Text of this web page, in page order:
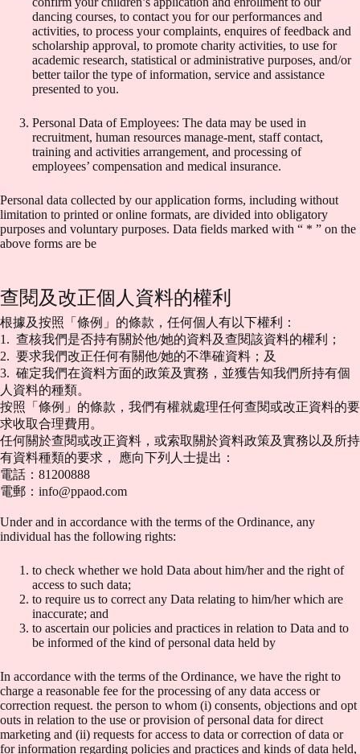
dancing courses, to contact you for our performances and
activities, to process your complaints, enquires of feedback and
scholarship approval, to promote charity activities, to use for
academic research, statistical or administrative purposes, and/or
better tailor the type of information, service and assistance
presented to you.
Personal Data of Employees: The data may be used in
recruitment, human resources manage-ment, staff contact,
training and activities arrangement, and processing of
employees’ compensation and medical insurance.
Personal data collected by our application forms, including without
limitation to printed or online formats, are divided into obligatory
purposes and voluntary purposes. Data fields marked with “ * ” on the
above forms are be
查閱及改正個人資料的權利
根據及按照「條例」的條款，任何個人有以下權利：
1. 查核我們是否持有關於他/她的資料及查閱該資料的權利；
2. 要求我們改正任何有關他/她的不準確資料；及
3. 確定我們在資料方面的政策及實務，並獲告知我們所持有個
人資料的種類。
按照「條例」的條款，我們有權就處理任何查閱或改正資料的要
求收取合理費用。
任何關於查閱或改正資料，或索取關於資料政策及實務以及所持
有資料種類的要求， 應向下列人士提出：
電話：81200888
電郵： info@ppaod.com
Under and in accordance with the terms of the Ordinance, any
individual has the following rights:
to check whether we hold Data about him/her and the right of
access to such data;
to require us to correct any Data relating to him/her which are
inaccurate; and
to ascertain our policies and practices in relation to Data and to
be informed of the kind of personal data held by
In accordance with the terms of the Ordinance, we have the right to
charge a reasonable fee for the processing of any data access or
correction request. the person to whom (i) consents, objections and opt
outs in relation to the use or provision of personal data for direct
marketing and (ii) requests for access to data or correction of data or
for information regarding policies and practices and kinds of data held,